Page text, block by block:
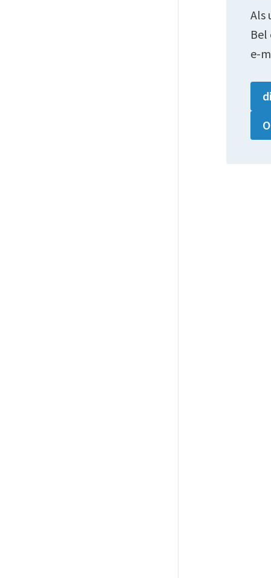
Als
e-